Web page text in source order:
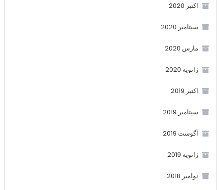
اکتبر 2020
سپتامبر 2020
مارس 2020
ژانویه 2020
اکتبر 2019
سپتامبر 2019
آگوست 2019
ژانویه 2019
نوامبر 2018